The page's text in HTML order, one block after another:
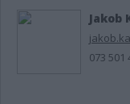
Jakob
073 501